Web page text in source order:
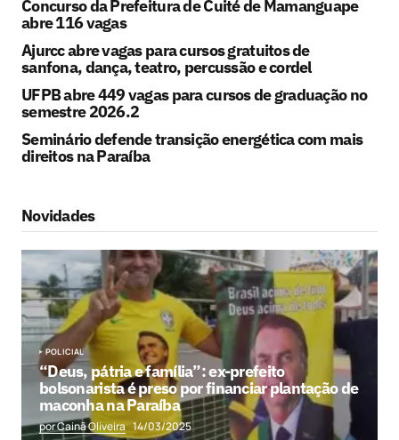
Concurso da Prefeitura de Cuité de Mamanguape
abre 116 vagas
Ajurcc abre vagas para cursos gratuitos de
sanfona, dança, teatro, percussão e cordel
UFPB abre 449 vagas para cursos de graduação no
semestre 2026.2
Seminário defende transição energética com mais
direitos na Paraíba
Novidades
POLICIAL
“Deus, pátria e família”: ex-prefeito
bolsonarista é preso por financiar plantação de
maconha na Paraíba
por Cainã Oliveira 14/03/2025